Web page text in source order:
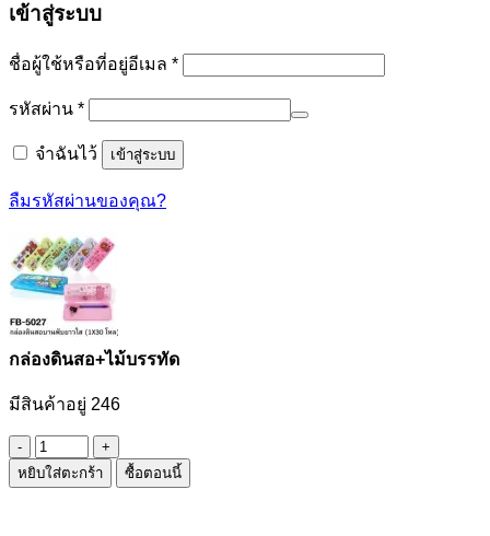
เข้าสู่ระบบ
ชื่อผู้ใช้หรือที่อยู่อีเมล *ต้องการ
รหัสผ่าน *ต้องการ
จำฉันไว้ เข้าสู่ระบบ
ลืมรหัสผ่านของคุณ?
กล่องดินสอ+ไม้บรรทัด
มีสินค้าอยู่ 246
จำนวน
กล่อง
หยิบใส่ตะกร้า ซื้อตอนนี้